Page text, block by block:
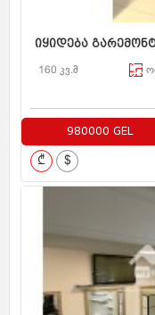
იყიდება
160 კვ.მ
980000 GEL
₾ $